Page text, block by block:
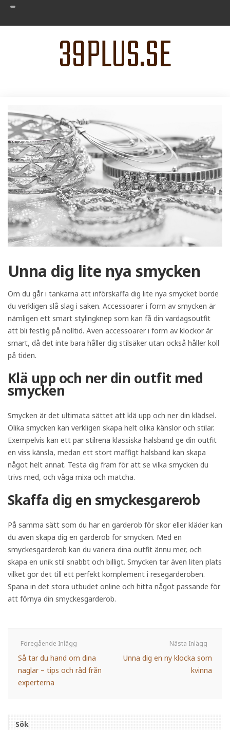
39PLUS.SE
Unna dig lite nya smycken
Om du går i tankarna att införskaffa dig lite nya smycket borde
du verkligen slå slag i saken. Accessoarer i form av smycken är
nämligen ett smart stylingknep som kan få din vardagsoutfit
att bli festlig på nolltid. Även accessoarer i form av klockor är
smart, då det inte bara håller dig stilsäker utan också håller koll
på tiden.
Klä upp och ner din outfit med
smycken
Smycken är det ultimata sättet att klä upp och ner din klädsel.
Olika smycken kan verkligen skapa helt olika känslor och stilar.
Exempelvis kan ett par stilrena klassiska halsband ge din outfit
en viss känsla, medan ett stort maffigt halsband kan skapa
något helt annat. Testa dig fram för att se vilka smycken du
trivs med, och våga mixa och matcha.
Skaffa dig en smyckesgarerob
På samma sätt som du har en garderob för skor eller kläder kan
du även skapa dig en garderob för smycken. Med en
smyckesgarderob kan du variera dina outfit ännu mer, och
skapa en unik stil snabbt och billigt. Smycken tar även liten plats
vilket gör det till ett perfekt komplement i resegarderoben.
Spana in det stora utbudet online och hitta något passande för
att förnya din smyckesgarderob.
Så tar du hand om dina
naglar – tips och råd från
experterna
Unna dig en ny klocka som
kvinna
Sök